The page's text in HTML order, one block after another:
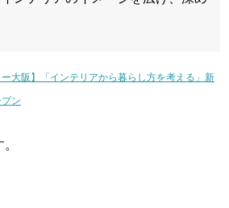
大阪】「インテリアから暮らし方を考える」新
ン